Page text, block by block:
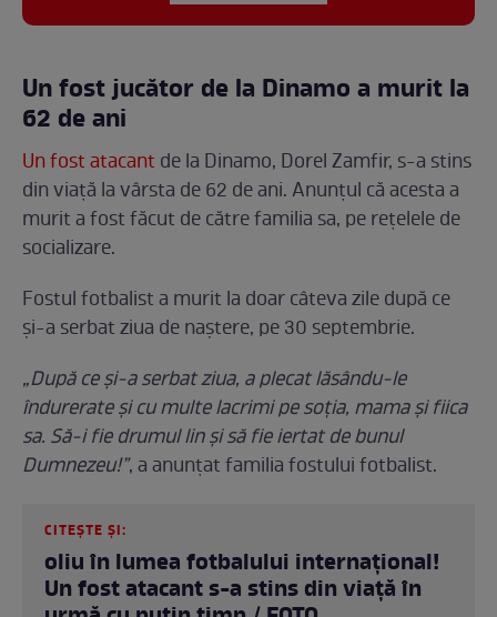
Un fost jucător de la Dinamo a murit la
62 de ani
Un fost atacant de la Dinamo, Dorel Zamfir, s-a stins
din viață la vârsta de 62 de ani. Anunțul că acesta a
murit a fost făcut de către familia sa, pe rețelele de
socializare.
Fostul fotbalist a murit la doar câteva zile după ce
și-a serbat ziua de naștere, pe 30 septembrie.
„După ce și-a serbat ziua, a plecat lăsându-le
îndurerate și cu multe lacrimi pe soția, mama și fiica
sa. Să-i fie drumul lin și să fie iertat de bunul
Dumnezeu!”, a anunțat familia fostului fotbalist.
CITEȘTE ȘI:
oliu în lumea fotbalului internațional!
Un fost atacant s-a stins din viață în